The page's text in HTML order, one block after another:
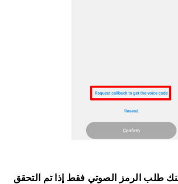
طلب الرمز الصوتي فقط إذا تم التحقق